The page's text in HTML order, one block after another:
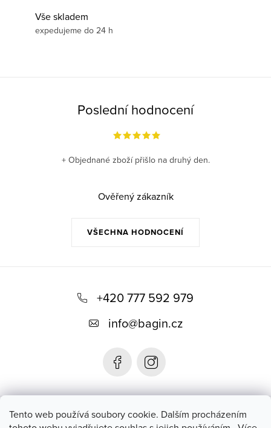
Tento web používá soubory cookie. Dalším procházením
Vše skladem
expedujeme do 24 h
Poslední hodnocení
VŠECHNA HODNOCENÍ
+ Objednané zboží přišlo na druhý den.
Ověřený zákazník
+420 777 592 979
info@bagin.cz
Bagin.cz